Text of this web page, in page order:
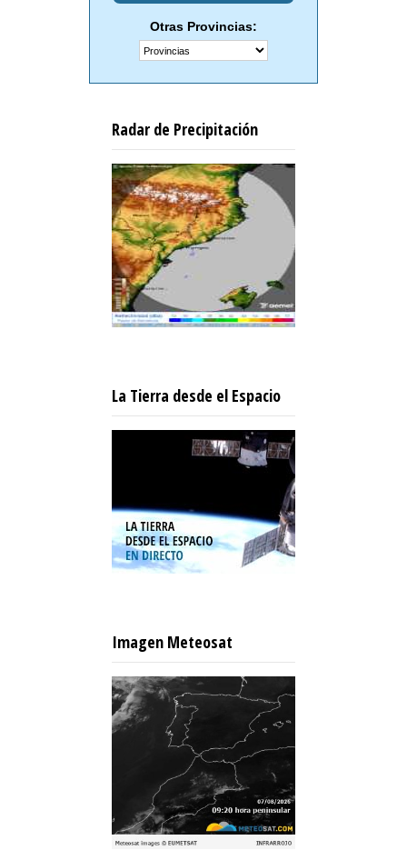
Otras Provincias:
Radar de Precipitación
La Tierra desde el Espacio
Imagen Meteosat